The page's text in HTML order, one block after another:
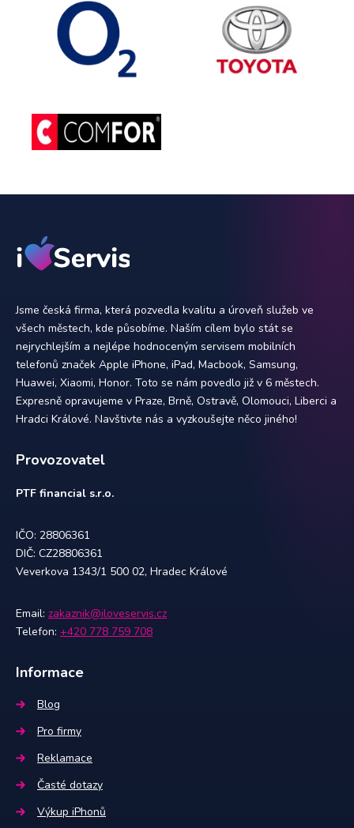
Jsme česká firma, která pozvedla kvalitu a úroveň služeb ve
všech městech, kde působíme. Naším cílem bylo stát se
nejrychlejším a nejlépe hodnoceným servisem mobilních
telefonů značek Apple iPhone, iPad, Macbook, Samsung,
Huawei, Xiaomi, Honor. Toto se nám povedlo již v 6 městech.
Expresně opravujeme v Praze, Brně, Ostravě, Olomouci, Liberci a
Hradci Králové. Navštivte nás a vyzkoušejte něco jiného!
Provozovatel
PTF financial s.r.o.
IČO: 28806361
DIČ: CZ28806361
Veverkova 1343/1 500 02, Hradec Králové
Email: zakaznik@iloveservis.cz
Telefon: +420 778 759 708
Informace
Blog
Pro firmy
Reklamace
Časté dotazy
Výkup iPhonů